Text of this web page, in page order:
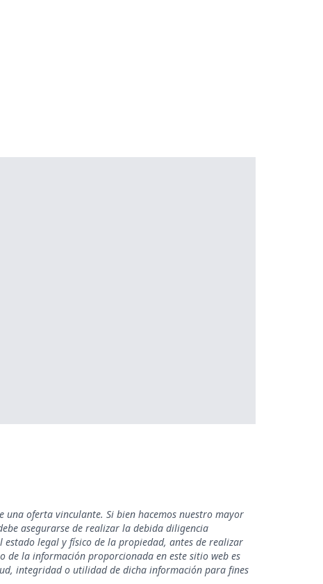
oferta vinculante. Si bien hacemos nuestro mayor
asegurarse de realizar la debida diligencia
legal y físico de la propiedad, antes de realizar
de la información proporcionada en este sitio web es
integridad o utilidad de dicha información para fines